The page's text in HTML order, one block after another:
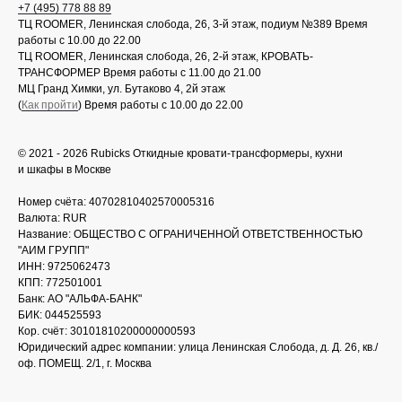
+7 (495) 778 88 89
ТЦ ROOMER, Ленинская слобода, 26, 3-й этаж, подиум №389 Время
работы с 10.00 до 22.00
ТЦ ROOMER, Ленинская слобода, 26, 2-й этаж, КРОВАТЬ-
ТРАНСФОРМЕР Время работы с 11.00 до 21.00
МЦ Гранд Химки, ул. Бутаково 4, 2й этаж
(Как пройти) Время работы с 10.00 до 22.00
© 2021 - 2026 Rubicks Откидные кровати-трансформеры, кухни
и шкафы в Москве
Номер счёта: 40702810402570005316
Валюта: RUR
Название: ОБЩЕСТВО С ОГРАНИЧЕННОЙ ОТВЕТСТВЕННОСТЬЮ
"АИМ ГРУПП"
ИНН: 9725062473
КПП: 772501001
Банк: АО "АЛЬФА-БАНК"
БИК: 044525593
Кор. счёт: 30101810200000000593
Юридический адрес компании: улица Ленинская Слобода, д. Д. 26, кв./
оф. ПОМЕЩ. 2/1, г. Москва